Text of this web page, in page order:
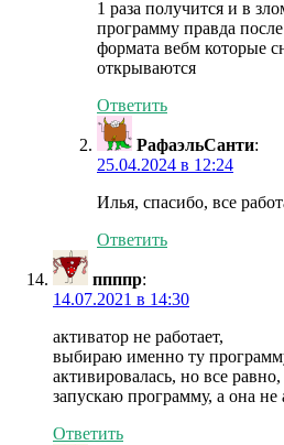
1 раза получится и в
программу правда
формата вебм которые
открываются
Ответить
РафаэльСанти:
25.04.2024 в 12:24
Илья, спасибо, все
Ответить
ппппр:
14.07.2021 в 14:30
активатор не работает,
выбираю именно ту
активировалась, но все равно,
запускаю программу, а она не
Ответить